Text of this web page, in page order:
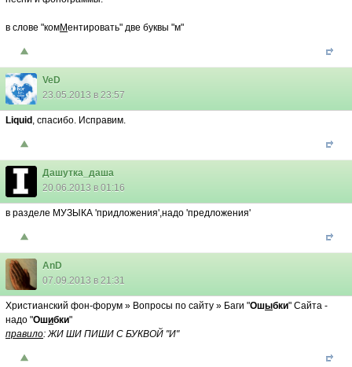
в слове "комМентировать" две буквы "м"
VeD
23.05.2013 в 23:57
Liquid , спасибо. Исправим.
Дашутка_даша
20.06.2013 в 01:16
в разделе МУЗЫКА 'придложения',надо 'предложения'
AnD
07.09.2013 в 21:31
Христианский фон-форум » Вопросы по сайту » Баги "Ошыбки" Сайта -
надо "Ошибки"
правило: ЖИ ШИ ПИШИ С БУКВОЙ "И"